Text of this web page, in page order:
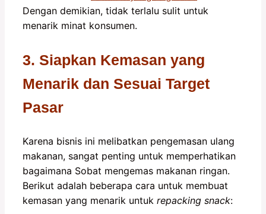
Dengan demikian, tidak terlalu sulit untuk
menarik minat konsumen.
3. Siapkan Kemasan yang
Menarik dan Sesuai Target
Pasar
Karena bisnis ini melibatkan pengemasan ulang
makanan, sangat penting untuk memperhatikan
bagaimana Sobat mengemas makanan ringan.
Berikut adalah beberapa cara untuk membuat
kemasan yang menarik untuk repacking snack: